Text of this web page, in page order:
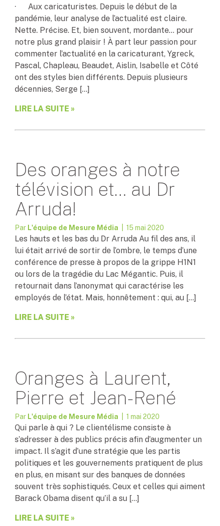
· Aux caricaturistes. Depuis le début de la
pandémie, leur analyse de l’actualité est claire.
Nette. Précise. Et, bien souvent, mordante… pour
notre plus grand plaisir ! À part leur passion pour
commenter l’actualité en la caricaturant, Ygreck,
Pascal, Chapleau, Beaudet, Aislin, Isabelle et Côté
ont des styles bien différents. Depuis plusieurs
décennies, Serge […]
LIRE LA SUITE »
Des oranges à notre
télévision et… au Dr
Arruda!
Par L'équipe de Mesure Média | 15 mai 2020
Les hauts et les bas du Dr Arruda Au fil des ans, il
lui était arrivé de sortir de l’ombre, le temps d’une
conférence de presse à propos de la grippe H1N1
ou lors de la tragédie du Lac Mégantic. Puis, il
retournait dans l’anonymat qui caractérise les
employés de l’état. Mais, honnêtement : qui, au […]
LIRE LA SUITE »
Oranges à Laurent,
Pierre et Jean-René
Par L'équipe de Mesure Média | 1 mai 2020
Qui parle à qui ? Le clientélisme consiste à
s’adresser à des publics précis afin d’augmenter un
impact. Il s’agit d’une stratégie que les partis
politiques et les gouvernements pratiquent de plus
en plus, en misant sur des banques de données
souvent très sophistiqués. Ceux et celles qui aiment
Barack Obama disent qu’il a su […]
LIRE LA SUITE »